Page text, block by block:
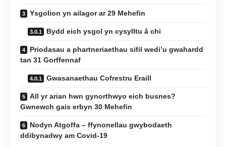
Ysgolion yn ailagor ar 29 Mehefin
Bydd eich ysgol yn cysylltu â chi
Priodasau a phartneriaethau sifil wedi’u gwahardd
tan 31 Gorffennaf
Gwasanaethau Cofrestru Eraill
All yr arian hwn gynorthwyo eich busnes?
Gwnewch gais erbyn 30 Mehefin
Nodyn Atgoffa – ffynonellau gwybodaeth
ddibynadwy am Covid-19